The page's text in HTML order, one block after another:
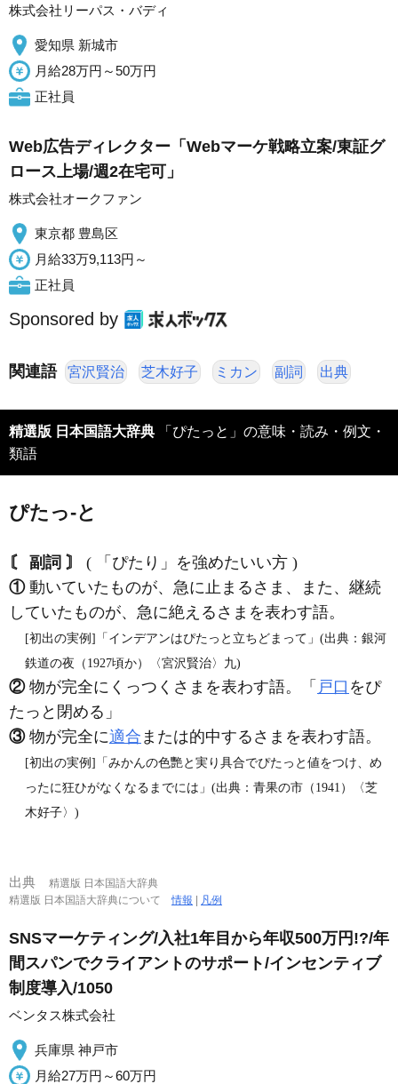
株式会社リーパス・バディ
愛知県 新城市
月給28万円～50万円
正社員
Web広告ディレクター「Webマーケ戦略立案/東証グ
ロース上場/週2在宅可」
株式会社オークファン
東京都 豊島区
月給33万9,113円～
正社員
Sponsored by
関連語 宮沢賢治 芝木好子 ミカン 副詞 出典
精選版 日本国語大辞典 「ぴたっと」の意味・読み・例文・
類語
ぴたっ‐と
〘 副詞 〙
( 「ぴたり」を強めたいい方 )
①動いていたものが、急に止まるさま、また、継続
していたものが、急に絶えるさまを表わす語。
[初出の実例]「インデアンはぴたっと立ちどまって」(出典：銀河
鉄道の夜（1927頃か）〈宮沢賢治〉九)
②物が完全にくっつくさまを表わす語。「 戸口 をぴ
たっと閉める」
③物が完全に適合 または的中するさまを表わす語。
[初出の実例]「みかんの色艷と実り具合でぴたっと値をつけ、め
ったに狂ひがなくなるまでには」(出典：青果の市（1941）〈芝
木好子〉)
出典
精選版 日本国語大辞典
精選版 日本国語大辞典について情報 | 凡例
SNSマーケティング/入社1年目から年収500万円!?/年
間スパンでクライアントのサポート/インセンティブ
制度導入/1050
ベンタス株式会社
兵庫県 神戸市
月給27万円～60万円